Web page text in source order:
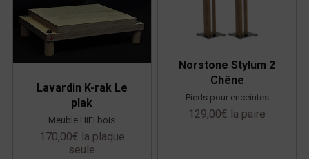
Lavardin K-rak Le
plak
Meuble HiFi bois
170,00€ la plaque
seule
Norstone Stylum 2
Chêne
Pieds pour enceintes
129,00€ la paire